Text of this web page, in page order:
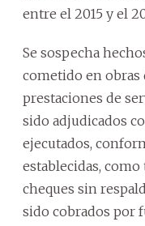
entre el 2015 y el
Se sospecha
cometido en obras
prestaciones de
sido adjudicados
ejecutados,
establecidas,
cheques sin
sido cobrados por